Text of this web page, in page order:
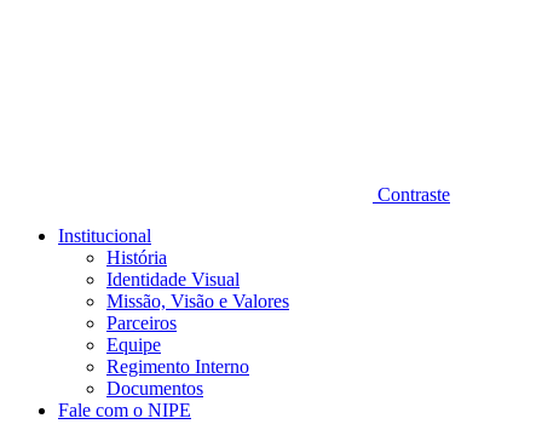
Contraste
Institucional
História
Identidade Visual
Missão, Visão e Valores
Parceiros
Equipe
Regimento Interno
Documentos
Fale com o NIPE